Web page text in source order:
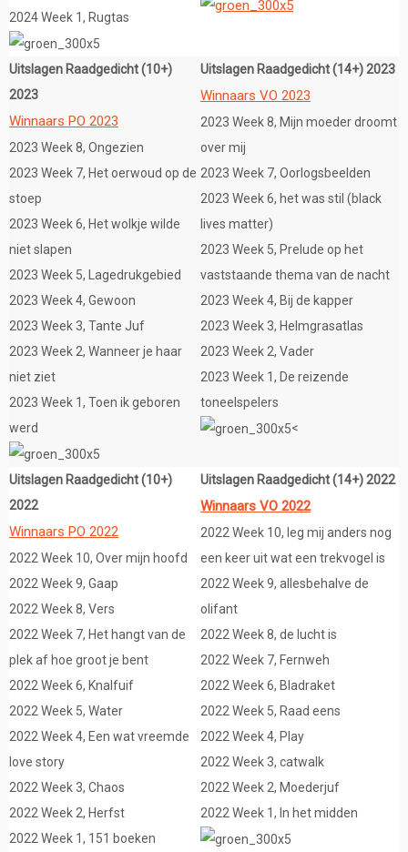
2024 Week 1, Rugtas
Uitslagen Raadgedicht (10+)
2023
Winnaars PO 2023
2023 Week 8, Ongezien
2023 Week 7, Het oerwoud op de
stoep
2023 Week 6, Het wolkje wilde
niet slapen
2023 Week 5, Lagedrukgebied
2023 Week 4, Gewoon
2023 Week 3, Tante Juf
2023 Week 2, Wanneer je haar
niet ziet
2023 Week 1, Toen ik geboren
werd
Uitslagen Raadgedicht (14+) 2023
Winnaars VO 2023
2023 Week 8, Mijn moeder droomt
over mij
2023 Week 7, Oorlogsbeelden
2023 Week 6, het was stil (black
lives matter)
2023 Week 5, Prelude op het
vaststaande thema van de nacht
2023 Week 4, Bij de kapper
2023 Week 3, Helmgrasatlas
2023 Week 2, Vader
2023 Week 1, De reizende
toneelspelers
<
Uitslagen Raadgedicht (10+)
2022
Winnaars PO 2022
2022 Week 10, Over mijn hoofd
2022 Week 9, Gaap
2022 Week 8, Vers
2022 Week 7, Het hangt van de
plek af hoe groot je bent
2022 Week 6, Knalfuif
2022 Week 5, Water
2022 Week 4, Een wat vreemde
love story
2022 Week 3, Chaos
2022 Week 2, Herfst
2022 Week 1, 151 boeken
Uitslagen Raadgedicht (14+) 2022
Winnaars VO 2022
2022 Week 10, leg mij anders nog
een keer uit wat een trekvogel is
2022 Week 9, allesbehalve de
olifant
2022 Week 8, de lucht is
2022 Week 7, Fernweh
2022 Week 6, Bladraket
2022 Week 5, Raad eens
2022 Week 4, Play
2022 Week 3, catwalk
2022 Week 2, Moederjuf
2022 Week 1, In het midden